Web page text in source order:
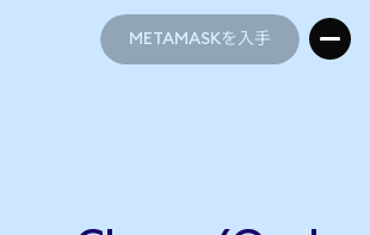
METAMASKを入手